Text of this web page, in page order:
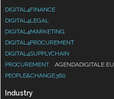
DIGITAL4FINANCE
DIGITAL4LEGAL
DIGITAL4MARKETING
DIGITAL4PROCUREMENT
DIGITAL4SUPPLYCHAIN
PROCUREMENT
AGENDADIGITALE.EU
PEOPLE&CHANGE360
Industry